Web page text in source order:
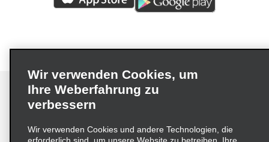
Impressum Nutzungsbedingungen
Datenschutzrichtlinie
Wir verwenden Cookies, um
Ihre Weberfahrung zu
verbessern
Wir verwenden Cookies und andere Technologien, die